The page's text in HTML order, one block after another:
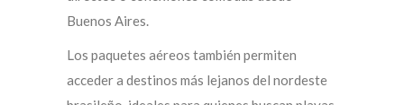
Buenos Aires.
Los paquetes aéreos también permiten
acceder a destinos más lejanos del nordeste